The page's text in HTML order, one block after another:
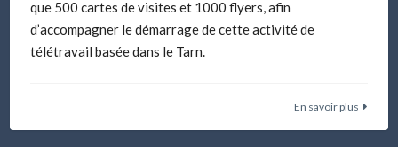
que 500 cartes de visites et 1000 flyers, afin
d’accompagner le démarrage de cette activité de
télétravail basée dans le Tarn.
En savoir plus